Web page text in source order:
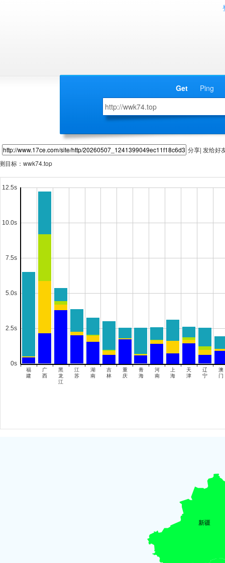
Get Ping
分享| 发给好
目标： wwk74.top